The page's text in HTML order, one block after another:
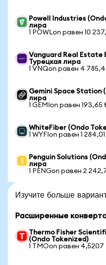
Powell Industries
лира
1 POWLon равен 10
Vanguard Real Estate
Турецкая лира
1 VNQon равен 4
Gemini Space Station
лира
1 GEMIon равен 193,65
WhiteFiber (Ondo
1 WYFIon равен 1 284,01
Penguin Solutions
лира
1 PENGon равен 2
Изучите больше
Расширенные
Thermo Fisher
(Ondo Tokenized)
1 TMOon равен 4,5207